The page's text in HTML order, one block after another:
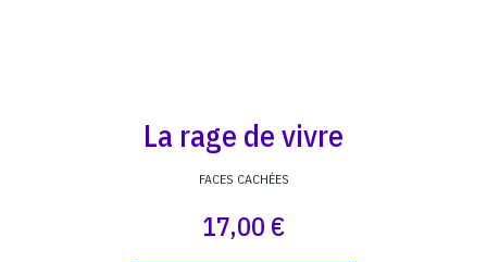
La rage de vivre
FACES CACHÉES
17,00 €